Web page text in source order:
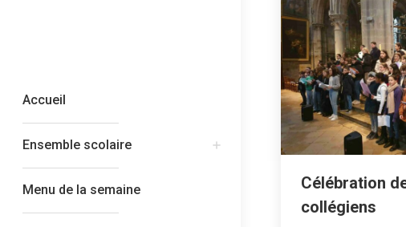
Accueil
Ensemble scolaire
Menu de la semaine
Célébration
collégiens